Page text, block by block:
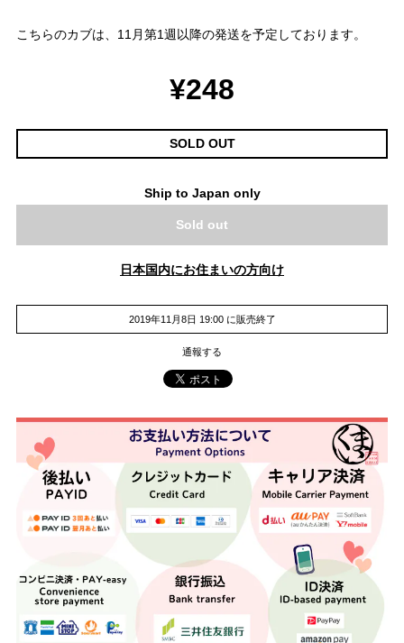
こちらのカブは、11月第1週以降の発送を予定しております。
¥248
SOLD OUT
Ship to Japan only
Sold out
日本国内にお住まいの方向け
2019年11月8日 19:00 に販売終了
通報する